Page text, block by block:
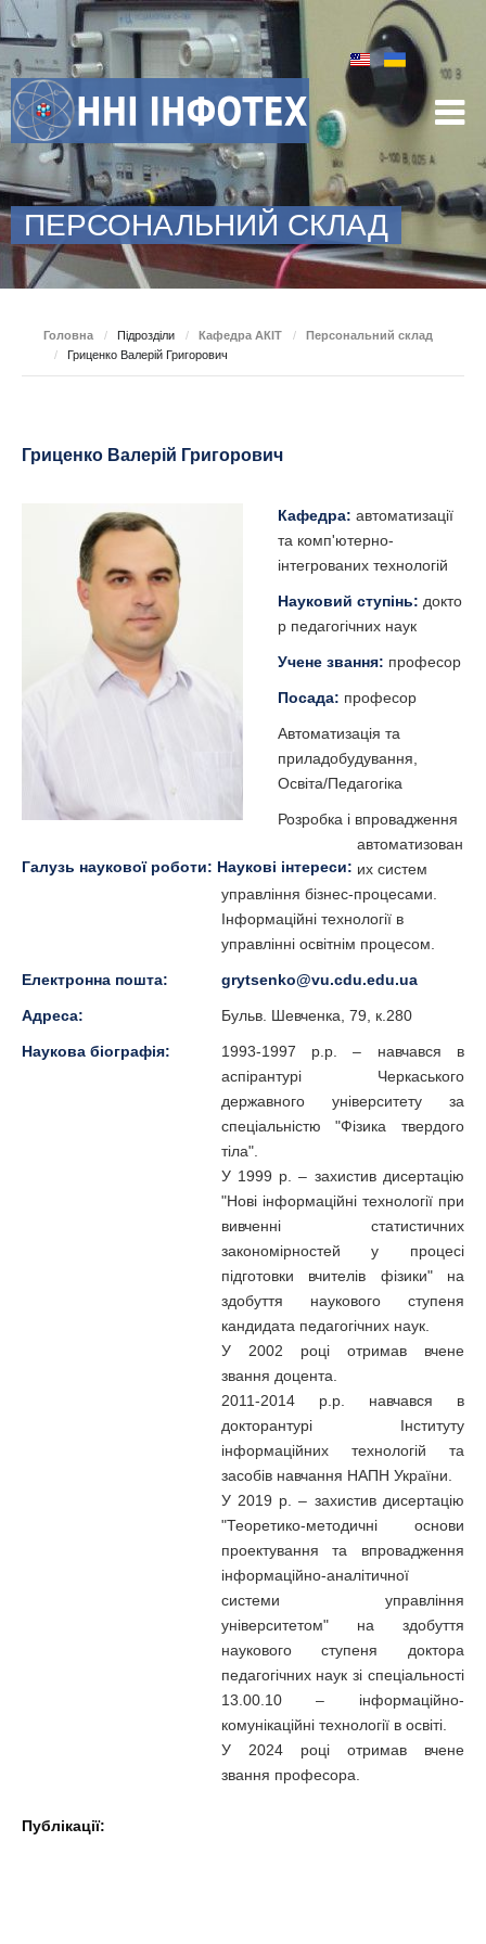
ПЕРСОНАЛЬНИЙ СКЛАД
Головна / Підрозділи / Кафедра АКІТ /
Персональний склад
/
Гриценко Валерій Григорович
Гриценко Валерій Григорович
Кафедра: автоматизації
та комп'ютерно-
інтегрованих технологій
Науковий ступінь: докто
р педагогічних наук
Учене звання: професор
Посада: професор
Галузь наукової роботи:
Автоматизація та
приладобудування,
Освіта/Педагогіка
Наукові інтереси:
Розробка і впровадження
автоматизован
их систем
управління бізнес-процесами.
Інформаційні технології в
управлінні освітнім процесом.
Електронна пошта: grytsenko@vu.cdu.edu.ua
Адреса: Бульв. Шевченка, 79, к.280
Наукова біографія:
1993-1997 р.р. – навчався в
аспірантурі Черкаського
державного університету за
спеціальністю "Фізика твердого
тіла".
У 1999 р. – захистив дисертацію
"Нові інформаційні технології при
вивченні статистичних
закономірностей у процесі
підготовки вчителів фізики" на
здобуття наукового ступеня
кандидата педагогічних наук.
У 2002 році отримав вчене
звання доцента.
2011-2014 р.р. навчався в
докторантурі Інституту
інформаційних технологій та
засобів навчання НАПН України.
У 2019 р. – захистив дисертацію
"Теоретико-методичні основи
проектування та впровадження
інформаційно-аналітичної
системи управління
університетом" на здобуття
наукового ступеня доктора
педагогічних наук зі спеціальності
13.00.10 – інформаційно-
комунікаційні технології в освіті.
У 2024 році отримав вчене
звання професора.
Публікації: